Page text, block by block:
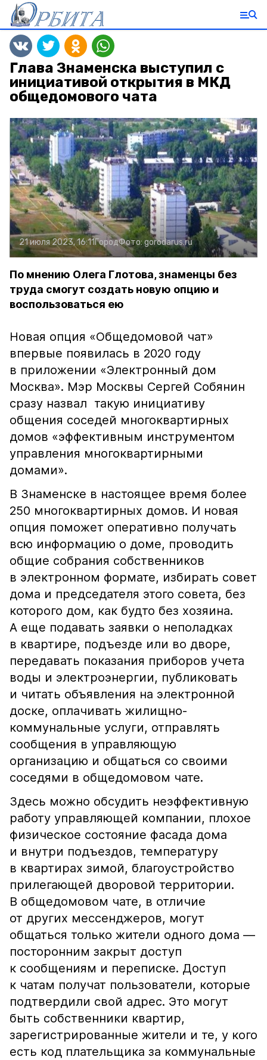
Глава Знаменска выступил с
инициативой открытия в МКД
общедомового чата
21 июля 2023, 16:11ГородФото:gorodarus.ru
По мнению Олега Глотова, знаменцы без
труда смогут создать новую опцию и
воспользоваться ею
Новая опция «Общедомовой чат»
впервые появилась в 2020 году
в приложении «Электронный дом
Москва». Мэр Москвы Сергей Собянин
сразу назвал такую инициативу
общения соседей многоквартирных
домов «эффективным инструментом
управления многоквартирными
домами».
В Знаменске в настоящее время более
250 многоквартирных домов. И новая
опция поможет оперативно получать
всю информацию о доме, проводить
общие собрания собственников
в электронном формате, избирать совет
дома и председателя этого совета, без
которого дом, как будто без хозяина.
А еще подавать заявки о неполадках
в квартире, подъезде или во дворе,
передавать показания приборов учета
воды и электроэнергии, публиковать
и читать объявления на электронной
доске, оплачивать жилищно-
коммунальные услуги, отправлять
сообщения в управляющую
организацию и общаться со своими
соседями в общедомовом чате.
Здесь можно обсудить неэффективную
работу управляющей компании, плохое
физическое состояние фасада дома
и внутри подъездов, температуру
в квартирах зимой, благоустройство
прилегающей дворовой территории.
В общедомовом чате, в отличие
от других мессенджеров, могут
общаться только жители одного дома —
посторонним закрыт доступ
к сообщениям и переписке. Доступ
к чатам получат пользователи, которые
подтвердили свой адрес. Это могут
быть собственники квартир,
зарегистрированные жители и те, у кого
есть код плательщика за коммунальные